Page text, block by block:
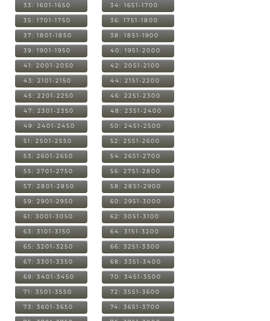
33: 1601-1650 34: 1651-1700
35: 1701-1750 36: 1751-1800
37: 1801-1850 38: 1851-1900
39: 1901-1950 40: 1951-2000
41: 2001-2050 42: 2051-2100
43: 2101-2150 44: 2151-2200
45: 2201-2250 46: 2251-2300
47: 2301-2350 48: 2351-2400
49: 2401-2450 50: 2451-2500
51: 2501-2550 52: 2551-2600
53: 2601-2650 54: 2651-2700
55: 2701-2750 56: 2751-2800
57: 2801-2850 58: 2851-2900
59: 2901-2950 60: 2951-3000
61: 3001-3050 62: 3051-3100
63: 3101-3150 64: 3151-3200
65: 3201-3250 66: 3251-3300
67: 3301-3350 68: 3351-3400
69: 3401-3450 70: 3451-3500
71: 3501-3550 72: 3551-3600
73: 3601-3650 74: 3651-3700